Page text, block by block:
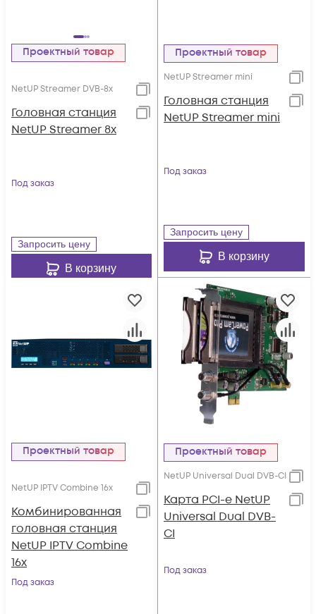
Проектный товар
NetUP Streamer DVB-8x
Головная станция
NetUP Streamer 8x
Под заказ
Запросить цену
В корзину
Проектный товар
NetUP Streamer mini
Головная станция
NetUP Streamer mini
Под заказ
Запросить цену
В корзину
Проектный товар
NetUP IPTV Combine 16x
Комбинированная
головная станция
NetUP IPTV Combine
16x
Под заказ
Проектный товар
NetUP Universal Dual DVB-CI
Карта PCI-e NetUP
Universal Dual DVB-
CI
Под заказ